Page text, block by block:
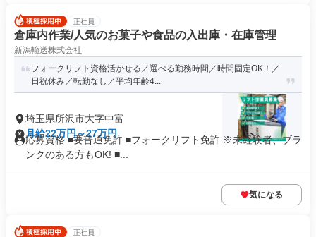
正社員
倉庫内作業/人気のお菓子や食品の入出庫・在庫管理
新潟輸送株式会社
フォークリフト資格活かせる／選べる勤務時間／時間固定OK！／
日祝休み／転勤なし／平均年齢4...
埼玉県所沢市大字中富
月給22万円～27万円
応募資格 ■要普通免許 ■フォークリフト免許 ※未経験者、ブラ
ンクのある方もOK! ■...
気になる
正社員